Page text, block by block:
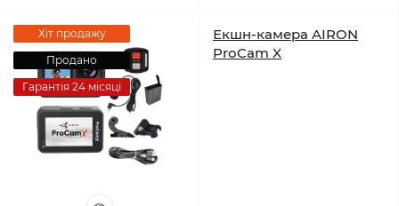
Хіт продажу
Продано
Гарантія 24 місяці
Екшн-камера AIRON
ProCam X